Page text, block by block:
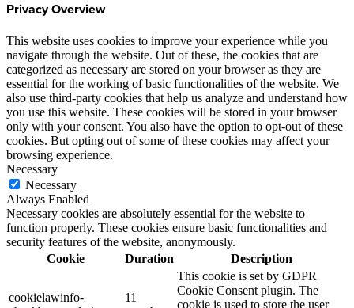
Privacy Overview
This website uses cookies to improve your experience while you
navigate through the website. Out of these, the cookies that are
categorized as necessary are stored on your browser as they are
essential for the working of basic functionalities of the website. We
also use third-party cookies that help us analyze and understand how
you use this website. These cookies will be stored in your browser
only with your consent. You also have the option to opt-out of these
cookies. But opting out of some of these cookies may affect your
browsing experience.
Necessary
Necessary
Always Enabled
Necessary cookies are absolutely essential for the website to
function properly. These cookies ensure basic functionalities and
security features of the website, anonymously.
Cookie
Duration Description
cookielawinfo-
11
This cookie is set by GDPR
Cookie Consent plugin. The
cookie is used to store the user